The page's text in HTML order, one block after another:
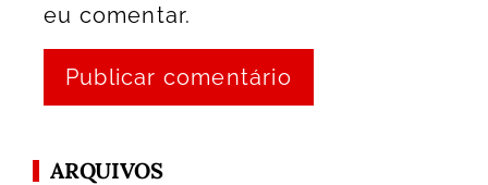
eu comentar.
ARQUIVOS